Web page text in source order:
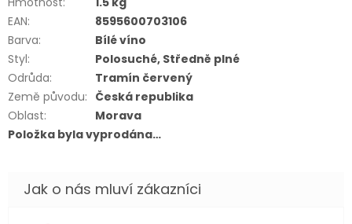
EAN:
8595600703106
Barva:
Bílé víno
Styl:
Polosuché, Středně plné
Odrůda:
Tramín červený
Země původu: Česká republika
Oblast:
Morava
Položka byla vyprodána…